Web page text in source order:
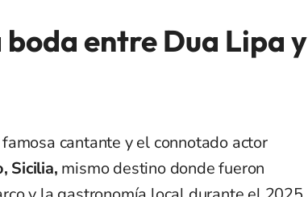
boda entre Dua Lipa y
cantante y el connotado actor
Sicilia, mismo destino donde fueron